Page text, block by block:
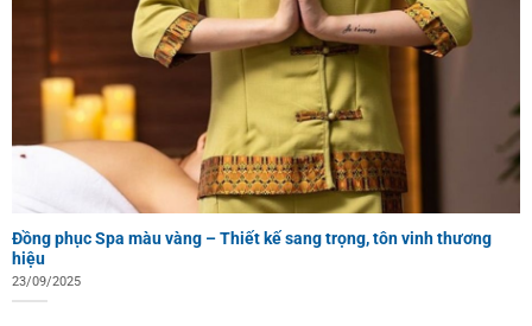
Đồng phục Spa màu vàng – Thiết kế sang trọng, tôn vinh thương
hiệu
23/09/2025